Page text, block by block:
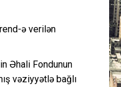
ə verilən
Əhali Fondunun
vəziyyətlə bağlı